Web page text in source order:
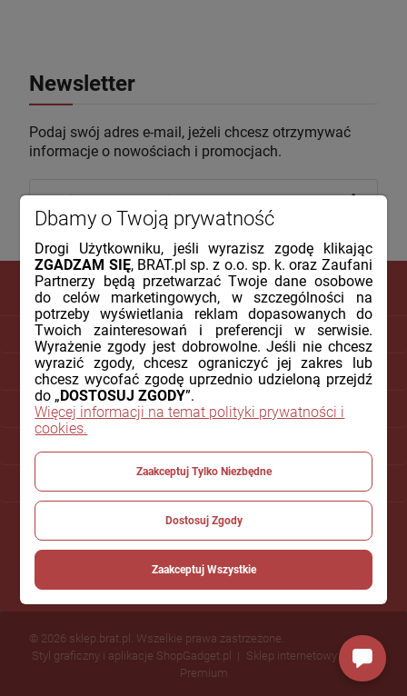
Newsletter
Podaj swój adres e-mail, jeżeli chcesz otrzymywać
informacje o nowościach i promocjach.
DLA KLIENTA
PŁATNOŚCI I DOSTAWA
INFORMACJE
POMOC
© 2026 sklep.brat.pl. Wszelkie prawa zastrzeżone.
Styl graficzny i aplikacje ShopGadget.pl
Sklep internetowy Shoper
Premium
Dbamy o Twoją prywatność
Drogi Użytkowniku, jeśli wyrazisz zgodę klikając
ZGADZAM SIĘ, BRAT.pl sp. z o.o. sp. k. oraz Zaufani
Partnerzy będą przetwarzać Twoje dane osobowe
do celów marketingowych, w szczególności na
potrzeby wyświetlania reklam dopasowanych do
Twoich zainteresowań i preferencji w serwisie.
Wyrażenie zgody jest dobrowolne. Jeśli nie chcesz
wyrazić zgody, chcesz ograniczyć jej zakres lub
chcesz wycofać zgodę uprzednio udzieloną przejdź
do „ DOSTOSUJ ZGODY”.
Więcej informacji na temat polityki prywatności i
cookies.
Zaakceptuj Tylko Niezbędne
Dostosuj Zgody
Zaakceptuj Wszystkie